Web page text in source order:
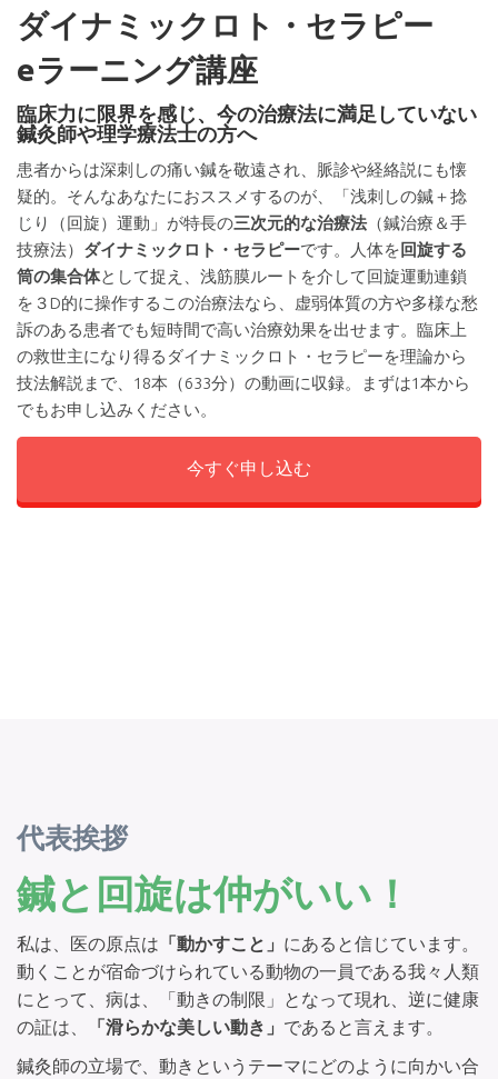
ダイナミックロト・セラピー
eラーニング講座
臨床力に限界を感じ、今の治療法に満足していない
鍼灸師や理学療法士の方へ
患者からは深刺しの痛い鍼を敬遠され、脈診や経絡説にも懐
疑的。そんなあなたにおススメするのが、「浅刺しの鍼＋捻
じり（回旋）運動」が特長の三次元的な治療法（鍼治療＆手
技療法） ダイナミックロト・セラピーです。人体を 回旋する
筒の集合体として捉え、浅筋膜ルートを介して回旋運動連鎖
を３D的に操作するこの治療法なら、虚弱体質の方や多様な愁
訴のある患者でも短時間で高い治療効果を出せます。臨床上
の救世主になり得るダイナミックロト・セラピーを理論から
技法解説まで、18本（633分）の動画に収録。まずは1本から
でもお申し込みください。
今すぐ申し込む
代表挨拶
鍼と回旋は仲がいい！
私は、医の原点は 「動かすこと」 にあると信じています。
動くことが宿命づけられている動物の一員である我々人類
にとって、病は、「動きの制限」となって現れ、逆に健康
の証は、
「滑らかな美しい動き」 であると言えます。
鍼灸師の立場で、動きというテーマにどのように向かい合